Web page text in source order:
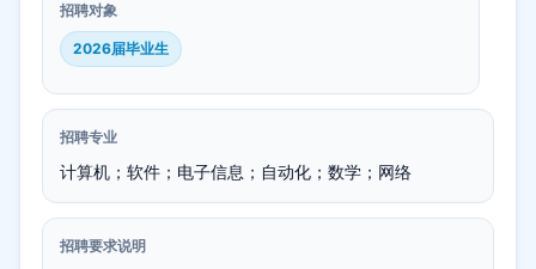
招聘对象
2026届毕业生
招聘专业
计算机；软件；电子信息；自动化；数学；网络
招聘要求说明